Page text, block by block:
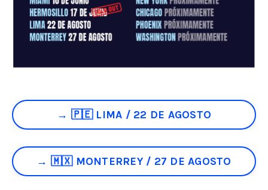
→ 🇵🇪 LIMA / 22 DE AGOSTO
→ 🇲🇽 MONTERREY / 27 DE AGOSTO